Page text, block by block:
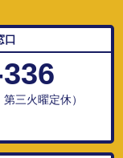
口
三火曜定休）